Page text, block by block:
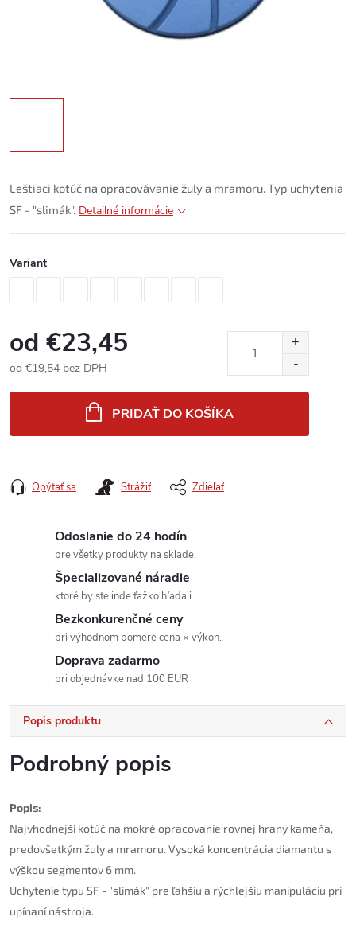
Leštiaci kotúč na opracovávanie žuly a mramoru. Typ uchytenia
SF - "slimák". Detailné informácie
Variant
od €23,45
od €19,54 bez DPH
PRIDAŤ DO KOŠÍKA
Opýtať sa Strážiť Zdieľať
Odoslanie do 24 hodín
pre všetky produkty na sklade.
Špecializované náradie
ktoré by ste inde ťažko hľadali.
Bezkonkurenčné ceny
pri výhodnom pomere cena × výkon.
Doprava zadarmo
pri objednávke nad 100 EUR
Popis produktu
Podrobný popis
Popis:
Najvhodnejší kotúč na mokré opracovanie rovnej hrany kameňa,
predovšetkým žuly a mramoru. Vysoká koncentrácia diamantu s
výškou segmentov 6 mm.
Uchytenie typu SF - "slimák" pre ľahšiu a rýchlejšiu manipuláciu pri
upínaní nástroja.